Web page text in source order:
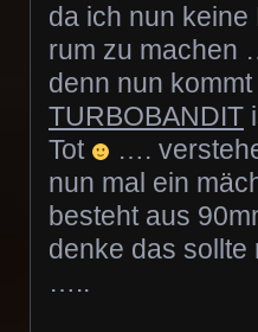
da ich nun
rum zu machen
denn nun
TURBOBANDIT
Tot
….
nun mal ein
besteht aus
denke das sollte
…..